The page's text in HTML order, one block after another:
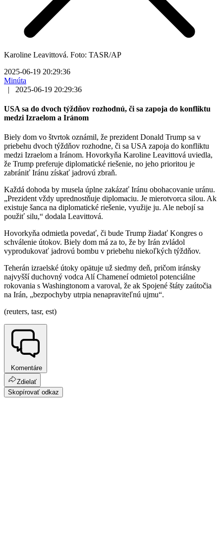
Karoline Leavittová. Foto: TASR/AP
2025-06-19 20:29:36
Minúta
|
2025-06-19 20:29:36
USA sa do dvoch týždňov rozhodnú, či sa zapoja do konfliktu
medzi Izraelom a Iránom
Biely dom vo štvrtok oznámil, že prezident Donald Trump sa v
priebehu dvoch týždňov rozhodne, či sa USA zapoja do konfliktu
medzi Izraelom a Iránom. Hovorkyňa Karoline Leavittová uviedla,
že Trump preferuje diplomatické riešenie, no jeho prioritou je
zabrániť Iránu získať jadrovú zbraň.
Každá dohoda by musela úplne zakázať Iránu obohacovanie uránu.
„Prezident vždy uprednostňuje diplomaciu. Je mierotvorca silou. Ak
existuje šanca na diplomatické riešenie, využije ju. Ale nebojí sa
použiť silu,“ dodala Leavittová.
Hovorkyňa odmietla povedať, či bude Trump žiadať Kongres o
schválenie útokov. Biely dom má za to, že by Irán zvládol
vyprodukovať jadrovú bombu v priebehu niekoľkých týždňov.
Teherán izraelské útoky opätuje už siedmy deň, pričom iránsky
najvyšší duchovný vodca Alí Chameneí odmietol potenciálne
rokovania s Washingtonom a varoval, že ak Spojené štáty zaútočia
na Irán, „bezpochyby utrpia nenapraviteľnú ujmu“.
(reuters, tasr, est)
Komentáre
Zdielať
Skopírovať odkaz